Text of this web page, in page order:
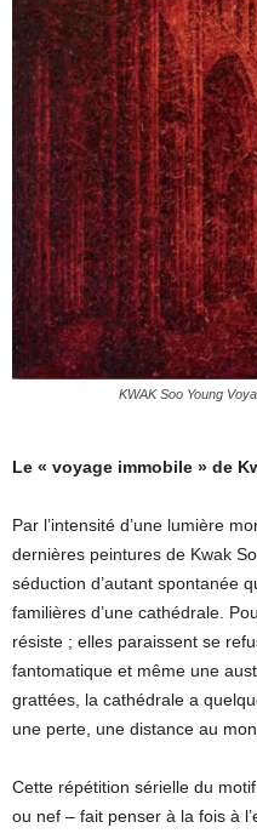
KWAKSoo Young
Le « voyage immobile » de
Par l’intensité d’une lumière
dernières peintures de Kwak
séduction d’autant spontanée
familières d’une cathédrale.
résiste ; elles paraissent se
fantomatique et même une
grattées, la cathédrale a
une perte, une distance au
Cette répétition sérielle du
ou nef – fait penser à la fois à